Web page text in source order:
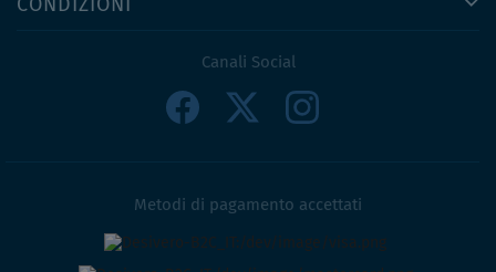
CONDIZIONI
Canali Social
Metodi di pagamento accettati